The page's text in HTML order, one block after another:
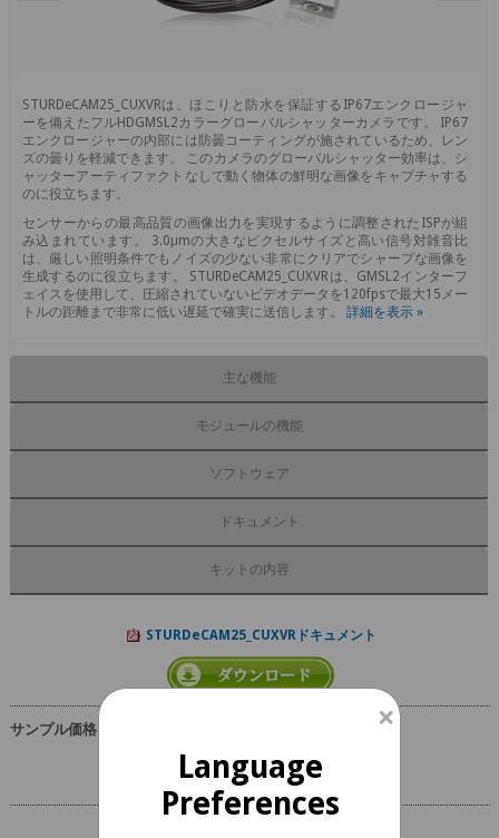
STURDeCAM25_CUXVRは、ほこりと防水を保証するIP67エンクロージャ
ーを備えたフルHDGMSL2カラーグローバルシャッターカメラです。 IP67
エンクロージャーの内部には防曇コーティングが施されているため、レン
ズの曇りを軽減できます。 このカメラのグローバルシャッター効率は、シ
ャッターアーティファクトなしで動く物体の鮮明な画像をキャプチャする
のに役立ちます。
センサーからの最高品質の画像出力を実現するように調整されたISPが組
み込まれています。 3.0μmの大きなピクセルサイズと高い信号対雑音比
は、厳しい照明条件でもノイズの少ない非常にクリアでシャープな画像を
生成するのに役立ちます。 STURDeCAM25_CUXVRは、GMSL2インターフ
ェイスを使用して、圧縮されていないビデオデータを120fpsで最大15メー
トルの距離まで非常に低い遅延で確実に送信します。 詳細を表示 »
主な機能
モジュールの機能
ソフトウェア
ドキュメント
キットの内容
STURDeCAM25_CUXVRドキュメント
サンプル価格
×
Language
Preferences